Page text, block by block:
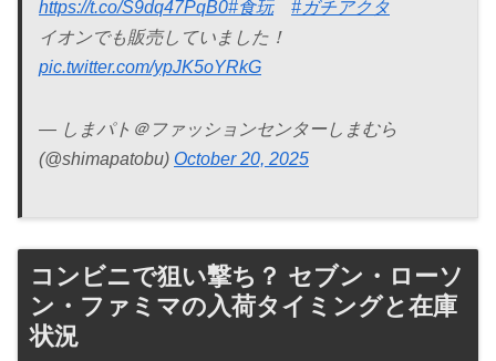
https://t.co/S9dq47PqB0#食玩
#ガチアクタ
イオンでも販売していました！
pic.twitter.com/ypJK5oYRkG
— しまパト＠ファッションセンターしまむら
(@shimapatobu) October 20, 2025
コンビニで狙い撃ち？ セブン・ローソ
ン・ファミマの入荷タイミングと在庫
状況